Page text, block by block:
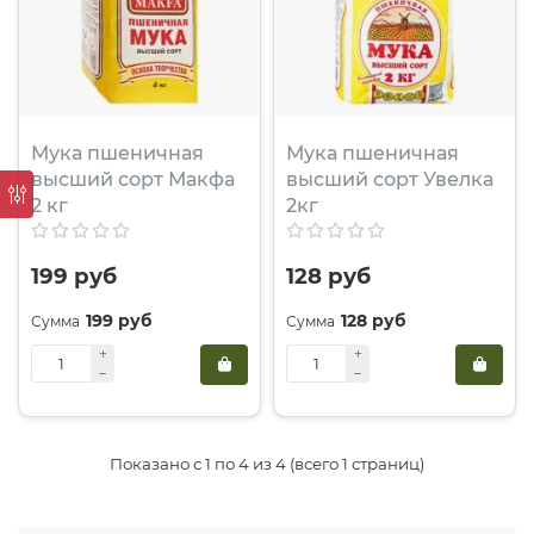
Мука пшеничная
высший сорт Макфа
2 кг
199 руб
199 руб
Мука пшеничная
высший сорт Увелка
2кг
128 руб
128 руб
Показано с 1 по 4 из 4 (всего 1 страниц)